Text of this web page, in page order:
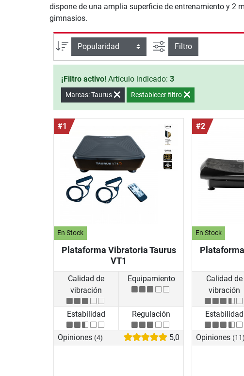
dispone de una amplia superficie de entrenamiento y 2
gimnasios.
Ordenar por Busqueda avanzada
Filtro
¡Filtro activo! Artículo indicado: 3
Marcas: Taurus Restablecer filtro
#1
En Stock
Plataforma Vibratoria Taurus
VT1
Calidad de
vibración
Equipamiento
Estabilidad Regulación
Opiniones (4) 5,0
#2
En Stock
Calidad de
vibración
Estabilidad
Opiniones (11)